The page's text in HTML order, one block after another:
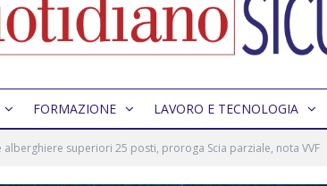
FORMAZIONE LAVORO E TECNOLOGIA
alberghiere superiori 25 posti, proroga Scia parziale, nota VVF